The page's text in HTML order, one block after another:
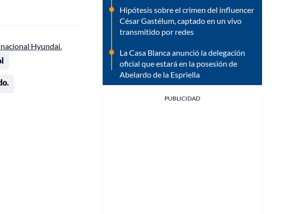
Hyundai.
Hipótesis sobre el crimen del influencer
César Gastélum, captado en un vivo
transmitido por redes
La Casa Blanca anunció la delegación
oficial que estará en la posesión de
Abelardo de la Espriella
PUBLICIDAD